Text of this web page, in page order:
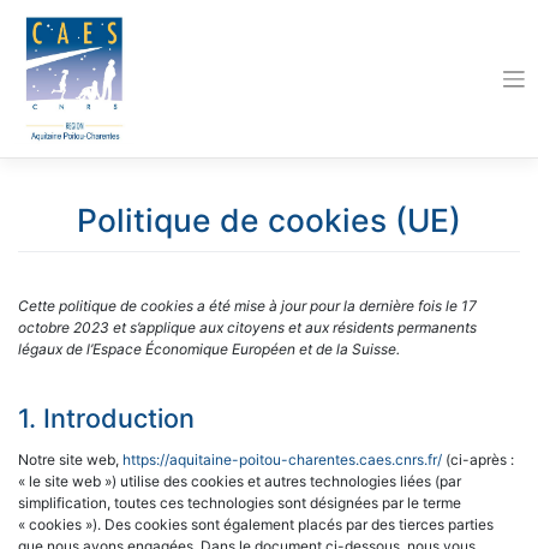
content
Politique de cookies (UE)
Cette politique de cookies a été mise à jour pour la dernière fois le 17
octobre 2023 et s’applique aux citoyens et aux résidents permanents
légaux de l’Espace Économique Européen et de la Suisse.
1. Introduction
Notre site web, https://aquitaine-poitou-charentes.caes.cnrs.fr/ (ci-après :
« le site web ») utilise des cookies et autres technologies liées (par
simplification, toutes ces technologies sont désignées par le terme
« cookies »). Des cookies sont également placés par des tierces parties